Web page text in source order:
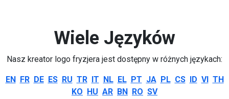
Wiele Języków
Nasz kreator logo fryzjera jest dostępny w różnych językach:
EN FR DE ES RU TR IT NL EL PT JA PL CS ID VI TH
KO HU AR BN RO SV